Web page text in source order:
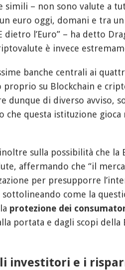
simili – non sono valute a
euro oggi, domani e tra un
dietro l’Euro” – ha detto
è invece
banche centrali ai
su Blockchain e
dunque di diverso avviso,
che questa istituzione gioca
sulla possibilità che la
affermando che “il
per presupporre
come la
protezione dei
portata e dagli scopi della
investitori e i